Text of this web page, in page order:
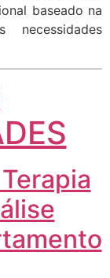
baseado na